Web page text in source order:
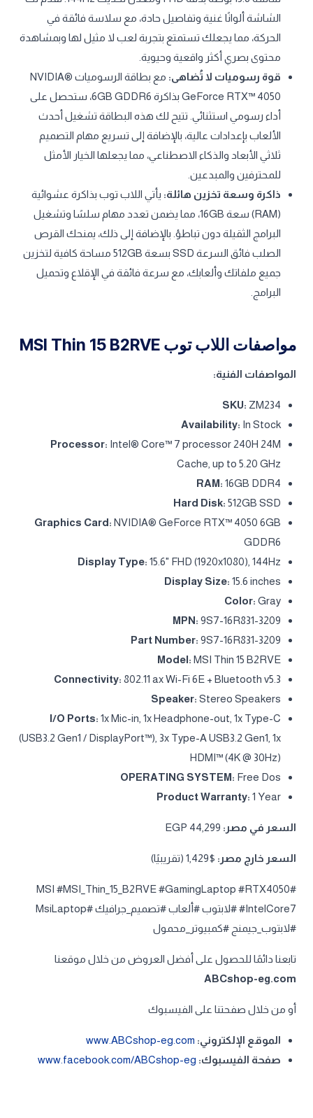
الشاشة ألوانًا غنية وتفاصيل حادة، مع سلاسة فائقة في
الحركة، مما يجعلك تستمتع بتجربة لعب لا مثيل لها وبمشاهدة
محتوى بصري أكثر واقعية وحيوية.
قوة رسوميات لا تُضاهى:
مع بطاقة الرسوميات NVIDIA®
GeForce RTX™ 4050 بذاكرة 6GB GDDR6، ستحصل على
أداء رسومي استثنائي. تتيح لك هذه البطاقة تشغيل أحدث
الألعاب بإعدادات عالية، بالإضافة إلى تسريع مهام التصميم
ثلاثي الأبعاد والذكاء الاصطناعي، مما يجعلها الخيار الأمثل
للمحترفين والمبدعين.
ذاكرة وسعة تخزين هائلة: يأتي اللاب توب بذاكرة عشوائية
(RAM) سعة 16GB، مما يضمن تعدد مهام سلسًا وتشغيل
البرامج الثقيلة دون تباطؤ. بالإضافة إلى ذلك، يمنحك القرص
الصلب فائق السرعة SSD بسعة 512GB مساحة كافية لتخزين
جميع ملفاتك وألعابك، مع سرعة فائقة في الإقلاع وتحميل
البرامج.
مواصفات اللاب توب MSI Thin 15 B2RVE
المواصفات الفنية:
SKU: ZM234
Availability: In Stock
Processor: Intel® Core™ 7 processor 240H 24M
Cache, up to 5.20 GHz
RAM: 16GB DDR4
Hard Disk: 512GB SSD
Graphics Card: NVIDIA® GeForce RTX™ 4050 6GB
GDDR6
Display Type: 15.6" FHD (1920x1080), 144Hz
Display Size: 15.6 inches
Color: Gray
MPN: 9S7-16R831-3209
Part Number: 9S7-16R831-3209
Model: MSI Thin 15 B2RVE
Connectivity: 802.11 ax Wi-Fi 6E + Bluetooth v5.3
Speaker: Stereo Speakers
I/O Ports: 1x Mic-in, 1x Headphone-out, 1x Type-C
(USB3.2 Gen1 / DisplayPort™), 3x Type-A USB3.2 Gen1, 1x
HDMI™ (4K @ 30Hz)
OPERATING SYSTEM: Free Dos
Product Warranty: 1 Year
السعر في مصر:
السعر خارج مصر: $1,429 (تقريبيًا)
#MSI #MSI_Thin_15_B2RVE #GamingLaptop #RTX4050
#IntelCore7 #لابتوب #ألعاب #تصميم_جرافيك #MsiLaptop
#لابتوب_جيمنج #كمبيوتر_محمول
تابعنا دائمًا للحصول على أفضل العروض من خلال موقعنا
ABCshop-eg.com
أو من خلال صفحتنا على الفيسبوك
الموقع الإلكتروني: www.ABCshop-eg.com
صفحة الفيسبوك: www.facebook.com/ABCshop-eg